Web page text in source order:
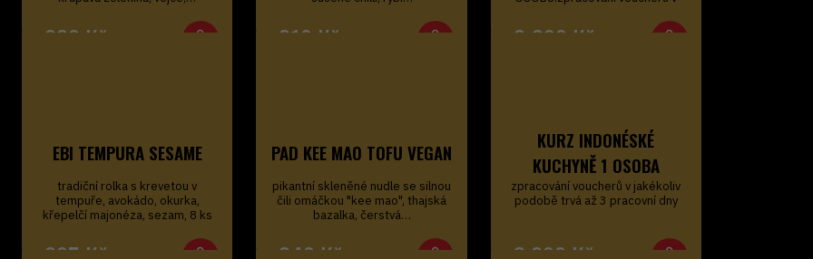
229 Kč 219 Kč 2 099 Kč
EBI TEMPURA SESAME
tradiční rolka s krevetou v
tempuře, avokádo, okurka,
křepelčí majonéza, sezam, 8 ks
PAD KEE MAO TOFU VEGAN
pikantní skleněné nudle se silnou
čili omáčkou "kee mao", thajská
bazalka, čerstvá…
KURZ INDONÉSKÉ
KUCHYNĚ 1 OSOBA
zpracování voucherů v jakékoliv
podobě trvá až 3 pracovní dny